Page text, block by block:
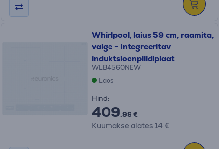
Whirlpool, laius 59 cm, raamita,
valge - Integreeritav
induktsioonpliidiplaat
WLB4560NEW
Laos
Hind:
409.99 €
Kuumakse alates 14 €